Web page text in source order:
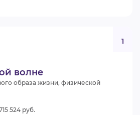
волне
1
образа жизни, физической
524 руб.